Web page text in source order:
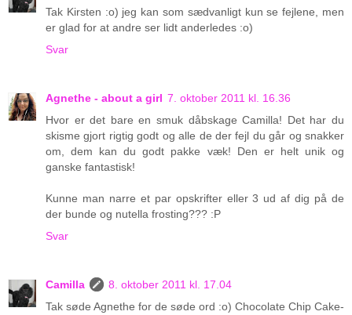
Tak Kirsten :o) jeg kan som sædvanligt kun se fejlene, men
er glad for at andre ser lidt anderledes :o)
Svar
Agnethe - about a girl 7. oktober 2011 kl. 16.36
Hvor er det bare en smuk dåbskage Camilla! Det har du
skisme gjort rigtig godt og alle de der fejl du går og snakker
om, dem kan du godt pakke væk! Den er helt unik og
ganske fantastisk!
Kunne man narre et par opskrifter eller 3 ud af dig på de
der bunde og nutella frosting??? :P
Svar
Camilla
8. oktober 2011 kl. 17.04
Tak søde Agnethe for de søde ord :o) Chocolate Chip Cake-